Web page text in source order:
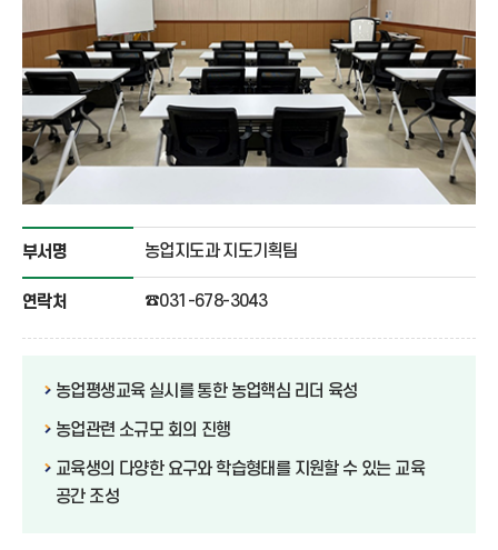
부서명 농업지도과 지도기획팀
연락처 ☎031-678-3043
농업평생교육 실시를 통한 농업핵심 리더 육성
농업관련 소규모 회의 진행
교육생의 다양한 요구와 학습형태를 지원할 수 있는 교육
공간 조성